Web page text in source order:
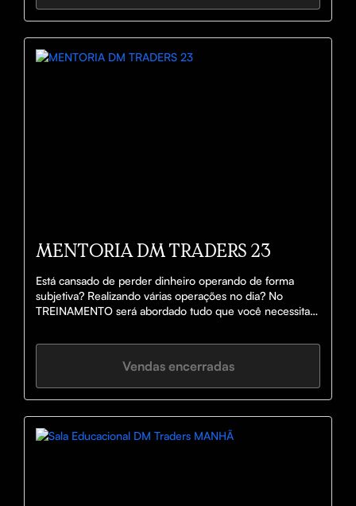
MENTORIA DM TRADERS 23
Está cansado de perder dinheiro operando de forma
subjetiva? Realizando várias operações no dia? No
TREINAMENTO será abordado tudo que você necessita
TUDO e pegar na sua mão para você atingir a
Vendas encerradas